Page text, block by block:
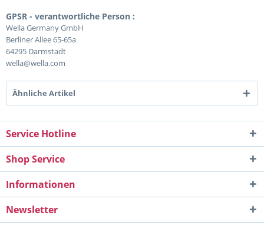
GPSR - verantwortliche Person :
Wella Germany GmbH
Berliner Allee 65-65a
64295 Darmstadt
wella@wella.com
Ähnliche Artikel
Service Hotline
Shop Service
Informationen
Newsletter